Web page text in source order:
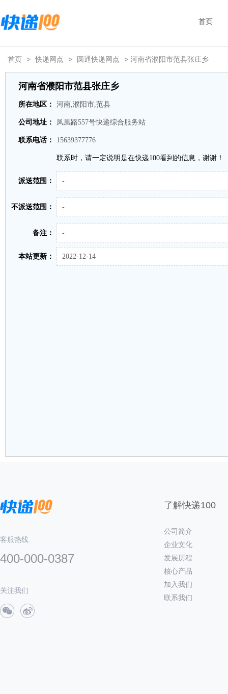
首页
首页 > 快递网点 > 圆通快递网点 > 河南省濮阳市范县张庄乡
河南省濮阳市范县张庄乡
所在地区： 河南,濮阳市,范县
公司地址： 凤凰路557号快递综合服务站
联系电话： 15639377776
联系时，请一定说明是在快递100看到的信息，谢谢！
派送范围： -
不派送范围： -
备注： -
本站更新： 2022-12-14
客服热线
400-000-0387
关注我们
了解快递100
公司简介
企业文化
发展历程
核心产品
加入我们
联系我们